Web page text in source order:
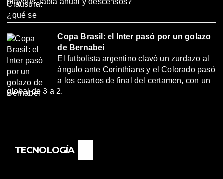
Copa Brasil: el Inter pasó por un golazo
de Bernabei
El futbolista argentino clavó un zurdazo al
ángulo ante Corinthians y el Colorado pasó
a los cuartos de final del certamen, con un
global de 3 a 2.
TECNOLOGÍA